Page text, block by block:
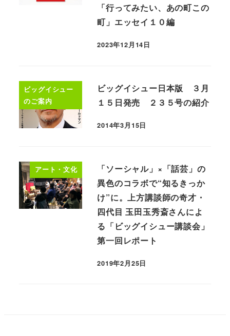
「行ってみたい、あの町この
町」エッセイ１０編
2023年12月14日
ビッグイシュー
のご案内
ビッグイシュー日本版 ３月
１５日発売 ２３５号の紹介
2014年3月15日
アート・文化
「ソーシャル」×「話芸」の
異色のコラボで“知るきっか
け”に。上方講談師の奇才・
四代目 玉田玉秀斎さんによ
る「ビッグイシュー講談会」
第一回レポート
2019年2月25日